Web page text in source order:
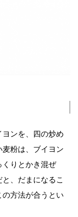
ンを、四の炒め
粉は、ブイヨン
くりとかき混ぜ
、だまになるこ
方法が合うとい